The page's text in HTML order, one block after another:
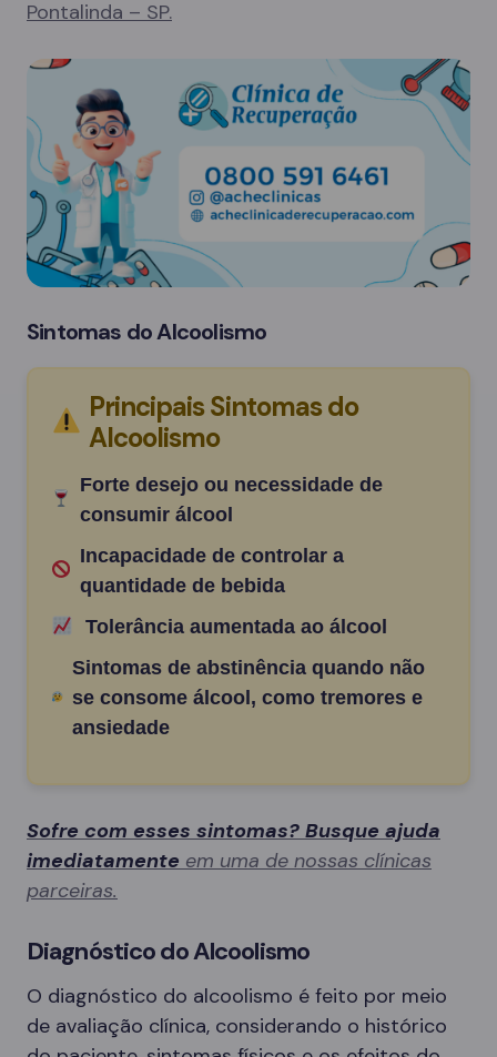
Pontalinda – SP.
Sintomas do Alcoolismo
Principais Sintomas do
Alcoolismo
Forte desejo ou necessidade de
consumir álcool
Incapacidade de controlar a
quantidade de bebida
Tolerância aumentada ao álcool
Sintomas de abstinência quando não
se consome álcool, como tremores e
ansiedade
Sofre com esses sintomas? Busque ajuda
imediatamente em uma de nossas clínicas
parceiras.
Diagnóstico do Alcoolismo
O diagnóstico do alcoolismo é feito por meio
de avaliação clínica, considerando o histórico